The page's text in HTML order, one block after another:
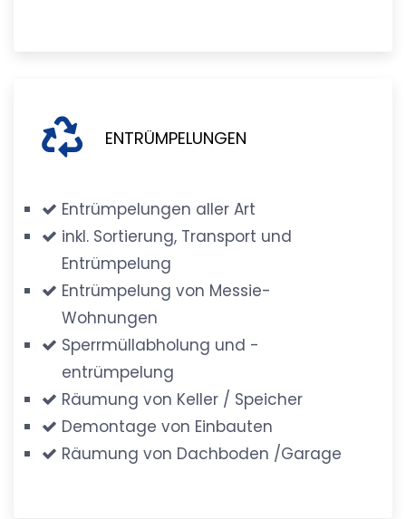
ENTRÜMPELUNGEN
Entrümpelungen aller Art
inkl. Sortierung, Transport und
Entrümpelung
Entrümpelung von Messie-
Wohnungen
Sperrmüllabholung und -
entrümpelung
Räumung von Keller / Speicher
Demontage von Einbauten
Räumung von Dachboden /Garage